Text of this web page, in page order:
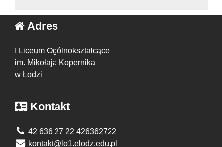
Adres
I Liceum Ogólnokształcące
im. Mikołaja Kopernika
w Łodzi
Kontakt
42 636 27 22 426362722
kontakt@lo1.elodz.edu.pl